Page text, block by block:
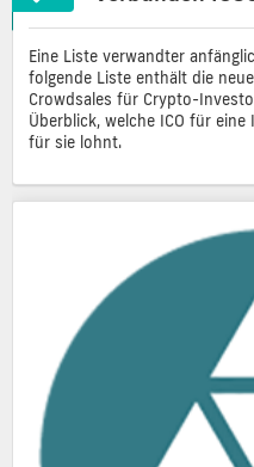
Eine Liste verwandter
folgende Liste enthält die
Crowdsales für Crypto-
Überblick, welche ICO für
für sie lohnt.